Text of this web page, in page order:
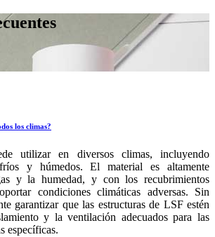
los climas?
utilizar en diversos climas, incluyendo
y húmedos. El material es altamente
y la humedad, y con los recubrimientos
condiciones climáticas adversas. Sin
garantizar que las estructuras de LSF estén
y la ventilación adecuados para las
específicas.